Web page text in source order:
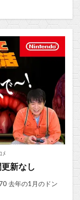
ﾒ
新なし
去年の1月のドン